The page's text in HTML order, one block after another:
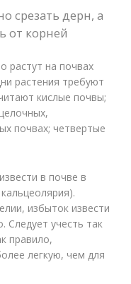
срезать дерн, а
от корней
растут на почвах
растения требуют
кислые почвы;
почвах; четвертые
в почве в
избыток извести
Следует учесть так
правило,
легкую, чем для